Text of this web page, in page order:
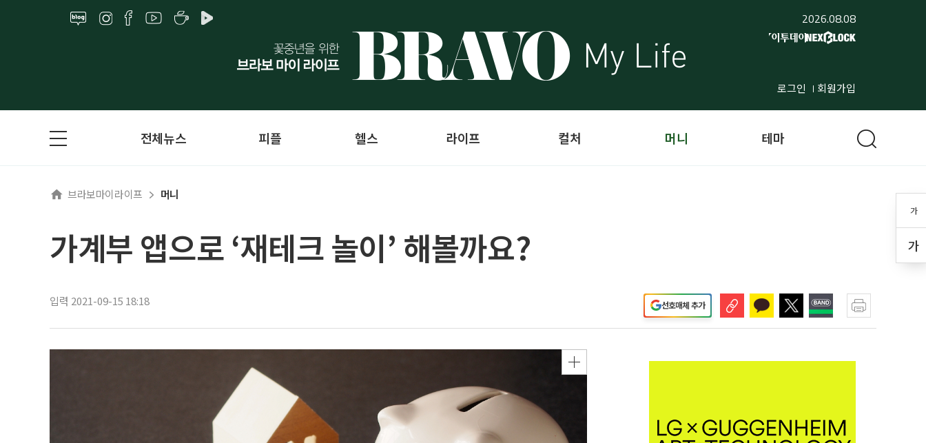
2026.08.08
로그인 회원가입
가
가
전체뉴스 피플 헬스 라이프 컬처 머니 테마
브라보마이라이프 머니
가계부 앱으로 ‘재테크 놀이’ 해볼까요?
입력 2021-09-15 18:18 선호매체 추가